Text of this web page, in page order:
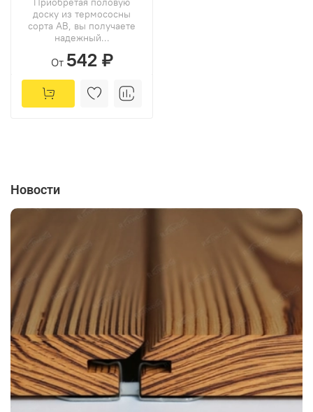
доску из термососны
сорта АВ, вы получаете
надежный...
От 542 ₽
Новости